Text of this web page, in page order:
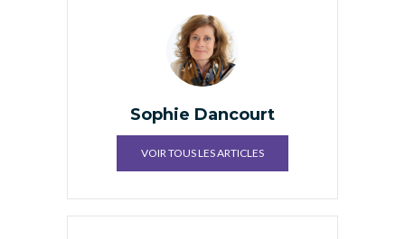
Sophie Dancourt
VOIR TOUS LES ARTICLES